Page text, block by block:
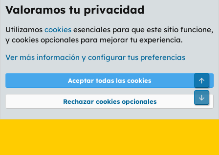
Foro General
Cookies
PL OLDSTYLE AMARILLO
Términos y reglas Política de privacidad Ayuda
Community platform by XenForo® © 2010-2026 XenForo Ltd.
Valoramos tu privacidad
Utilizamos cookies esenciales para que este sitio funcione,
y cookies opcionales para mejorar tu experiencia.
Ver más información y configurar tus preferencias
Aceptar todas las cookies
Rechazar cookies opcionales
Pie